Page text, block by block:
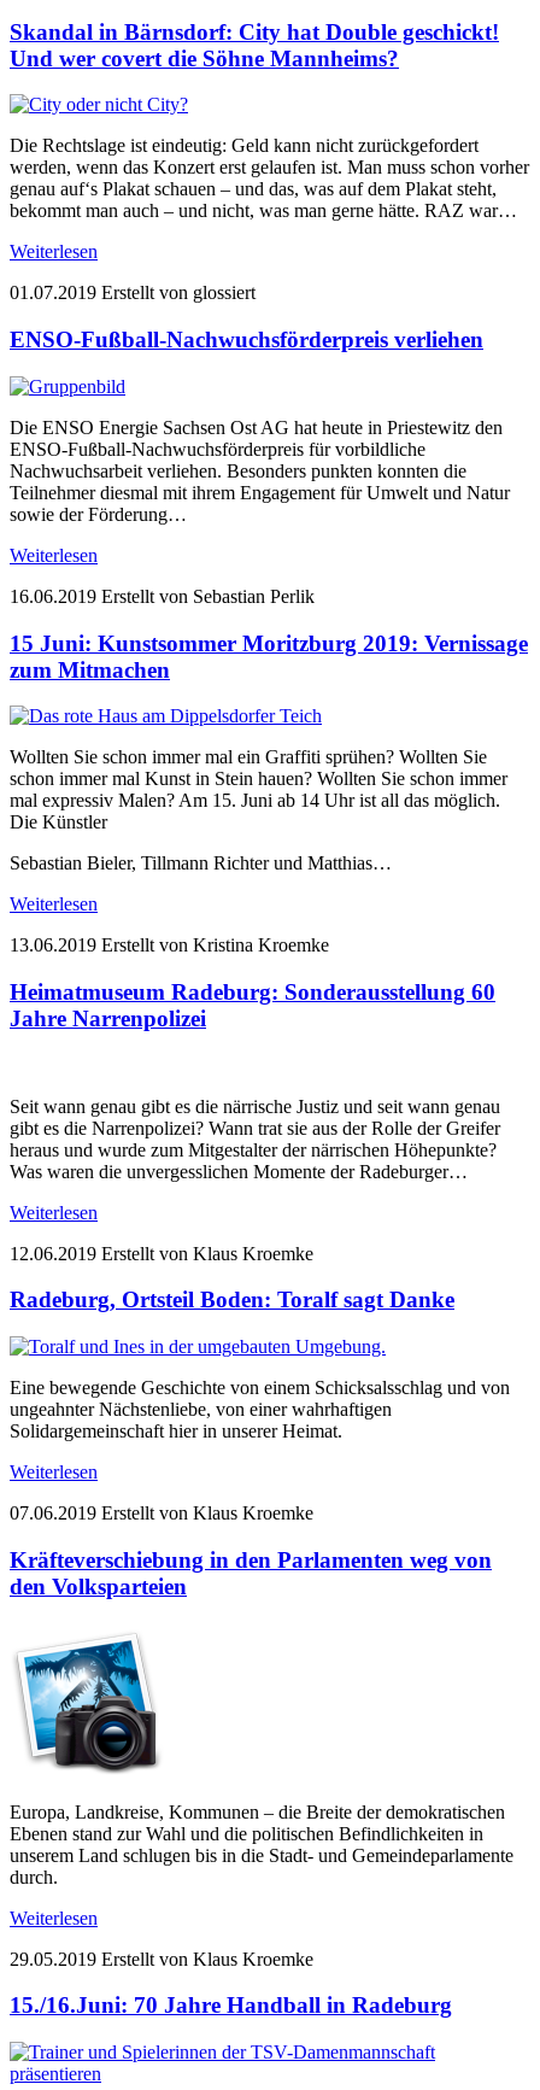
Skandal in Bärnsdorf: City hat Double geschickt!
Und wer covert die Söhne Mannheims?
Die Rechtslage ist eindeutig: Geld kann nicht zurückgefordert
werden, wenn das Konzert erst gelaufen ist. Man muss schon vorher
genau auf‘s Plakat schauen – und das, was auf dem Plakat steht,
bekommt man auch – und nicht, was man gerne hätte. RAZ war…
Weiterlesen
01.07.2019 Erstellt von glossiert
ENSO-Fußball-Nachwuchsförderpreis verliehen
Die ENSO Energie Sachsen Ost AG hat heute in Priestewitz den
ENSO-Fußball-Nachwuchsförderpreis für vorbildliche
Nachwuchsarbeit verliehen. Besonders punkten konnten die
Teilnehmer diesmal mit ihrem Engagement für Umwelt und Natur
sowie der Förderung…
Weiterlesen
16.06.2019 Erstellt von Sebastian Perlik
15 Juni: Kunstsommer Moritzburg 2019: Vernissage
zum Mitmachen
Wollten Sie schon immer mal ein Graffiti sprühen? Wollten Sie
schon immer mal Kunst in Stein hauen? Wollten Sie schon immer
mal expressiv Malen? Am 15. Juni ab 14 Uhr ist all das möglich.
Die Künstler
Sebastian Bieler, Tillmann Richter und Matthias…
Weiterlesen
13.06.2019 Erstellt von Kristina Kroemke
Heimatmuseum Radeburg: Sonderausstellung 60
Jahre Narrenpolizei
Seit wann genau gibt es die närrische Justiz und seit wann genau
gibt es die Narrenpolizei? Wann trat sie aus der Rolle der Greifer
heraus und wurde zum Mitgestalter der närrischen Höhepunkte?
Was waren die unvergesslichen Momente der Radeburger…
Weiterlesen
12.06.2019 Erstellt von Klaus Kroemke
Radeburg, Ortsteil Boden: Toralf sagt Danke
Eine bewegende Geschichte von einem Schicksalsschlag und von
ungeahnter Nächstenliebe, von einer wahrhaftigen
Solidargemeinschaft hier in unserer Heimat.
Weiterlesen
07.06.2019 Erstellt von Klaus Kroemke
Kräfteverschiebung in den Parlamenten weg von
den Volksparteien
Europa, Landkreise, Kommunen – die Breite der demokratischen
Ebenen stand zur Wahl und die politischen Befindlichkeiten in
unserem Land schlugen bis in die Stadt- und Gemeindeparlamente
durch.
Weiterlesen
29.05.2019 Erstellt von Klaus Kroemke
15./16.Juni: 70 Jahre Handball in Radeburg